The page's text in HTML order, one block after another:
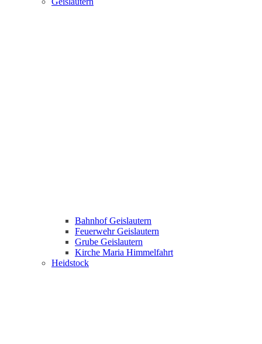
Bahnhof Geislautern
Feuerwehr Geislautern
Grube Geislautern
Kirche Maria Himmelfahrt
Heidstock